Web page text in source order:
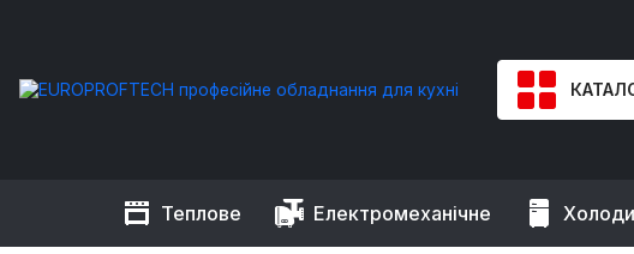
Теплове Електромеханічне
EUROPROFTECH Торгове обладнання Пакувальне обладнання